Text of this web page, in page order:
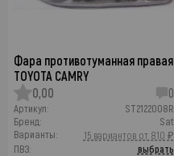
Фара противотуманная правая
TOYOTA CAMRY
0,00
0
Артикул:
ST2122008R
Бренд:
Sat
Варианты:
15 вариантов от 810 ₽
ПВЗ:
выбрать